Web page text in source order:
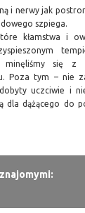
i nerwy jak
szpiega.
kłamstwa i
minęliśmy się z
Poza tym – nie
uczciwie i
dla dążącego do